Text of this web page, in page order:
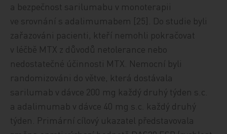
a bezpečnost sarilumabu v monoterapii
ve srovnání s adalimumabem [25]. Do studie byli
zařazováni pacienti, kteří nemohli pokračovat
v léčbě MTX z důvodů netolerance nebo
nedostatečné účinnosti MTX. Nemocní byli
randomizováni do větve, která dostávala
sarilumab v dávce 200 mg každý druhý týden s.c.
a adalimumab v dávce 40 mg s.c. každý druhý
týden. Primární cílový ukazatel představovala